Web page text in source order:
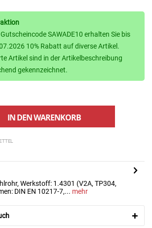
SAWADE10 erhalten Sie bis
10% Rabatt auf diverse Artikel.
Artikel sind in der Artikelbeschreibung
gekennzeichnet.
IN DENWARENKORB
Werkstoff: 1.4301 (V2A, TP304,
DIN EN 10217-7,... mehr